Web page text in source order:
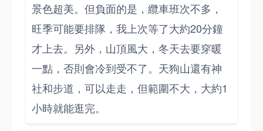
景色超美。但負面的是，纜車班次不多，
旺季可能要排隊，我上次等了大約20分鐘
才上去。另外，山頂風大，冬天去要穿暖
一點，否則會冷到受不了。天狗山還有神
社和步道，可以走走，但範圍不大，大約1
小時就能逛完。